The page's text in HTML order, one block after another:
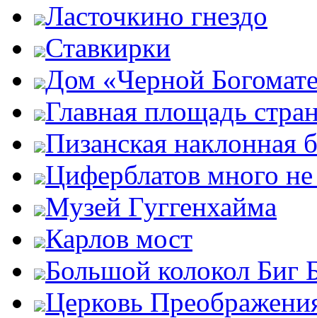
Ласточкино гнездо
Ставкирки
Дом «Черной
Главная площадь
Пизанская наклонная
Циферблатов много
Музей Гуггенхайма
Карлов мост
Большой колокол Биг
Церковь